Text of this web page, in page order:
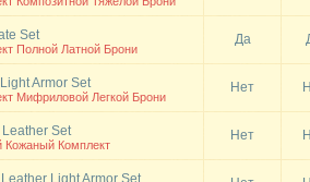
Set
Полной Латной Брони
Да
Armor Set
Мифриловой Легкой Брони
Нет
Leather Set
Кожаный Комплект
Нет
Light Armor Set